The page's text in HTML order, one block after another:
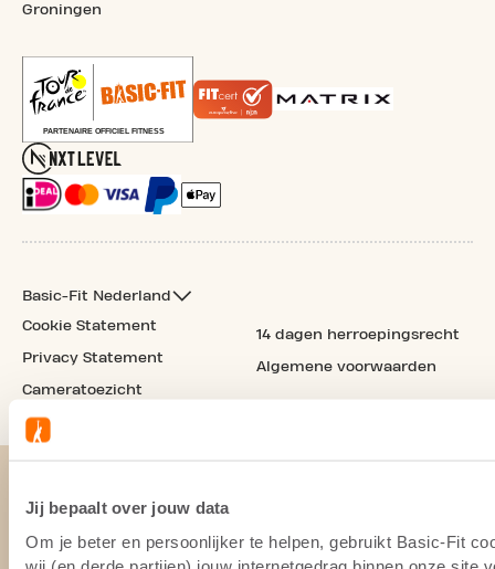
Jij bepaalt over jouw data
Om je beter en persoonlijker te helpen, gebruikt Basic-Fit
wij (en derde partijen) jouw internetgedrag binnen onze site
Groningen
Basic-Fit Nederland
Cookie Statement
Privacy Statement
Cameratoezicht
14 dagen herroepingsrecht
Algemene voorwaarden